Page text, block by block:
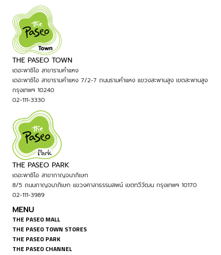
THE PASEO TOWN
เดอะพาซิโอ สาขารามคำแหง
เดอะพาซิโอ สาขารามคำแหง 7/2-7 ถนนรามคำแหง แขวงสะพานสูง เขตสะพานสูง
กรุงเทพฯ 10240
02-111-3330
THE PASEO PARK
เดอะพาซิโอ สาขากาญจนาภิเษก
8/5 ถนนกาญจนาภิเษก แขวงศาลาธรรมสพน์ เขตทวีวัฒน กรุงเทพฯ 10170
02-111-3989
MENU
THE PASEO MALL
THE PASEO TOWN STORES
THE PASEO PARK
THE PASEO CHANNEL